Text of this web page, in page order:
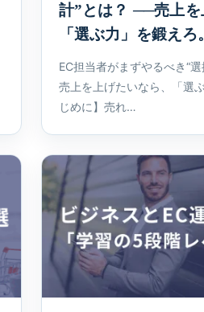
計”とは？ ──売上を
「選ぶ力」を鍛えろ
EC担当者がまずやるべき“
売上を上げたいなら、「選
じめに】売れ…